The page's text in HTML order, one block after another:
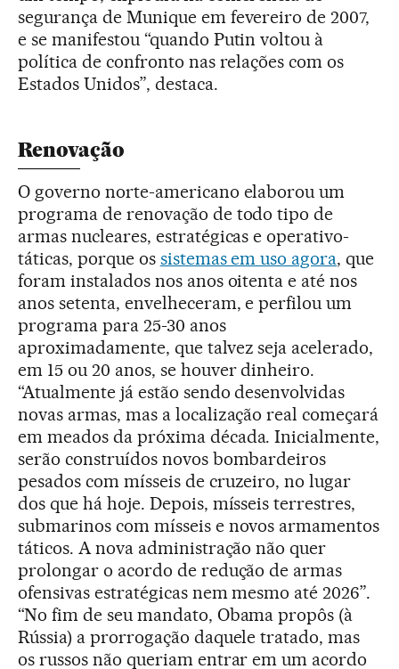
segurança de Munique em fevereiro de 2007,
e se manifestou “quando Putin voltou à
política de confronto nas relações com os
Estados Unidos”, destaca.
Renovação
O governo norte-americano elaborou um
programa de renovação de todo tipo de
armas nucleares, estratégicas e operativo-
táticas, porque os sistemas em uso agora, que
foram instalados nos anos oitenta e até nos
anos setenta, envelheceram, e perfilou um
programa para 25-30 anos
aproximadamente, que talvez seja acelerado,
em 15 ou 20 anos, se houver dinheiro.
“Atualmente já estão sendo desenvolvidas
novas armas, mas a localização real começará
em meados da próxima década. Inicialmente,
serão construídos novos bombardeiros
pesados com mísseis de cruzeiro, no lugar
dos que há hoje. Depois, mísseis terrestres,
submarinos com mísseis e novos armamentos
táticos. A nova administração não quer
prolongar o acordo de redução de armas
ofensivas estratégicas nem mesmo até 2026”.
“No fim de seu mandato, Obama propôs (à
Rússia) a prorrogação daquele tratado, mas
os russos não queriam entrar em um acordo